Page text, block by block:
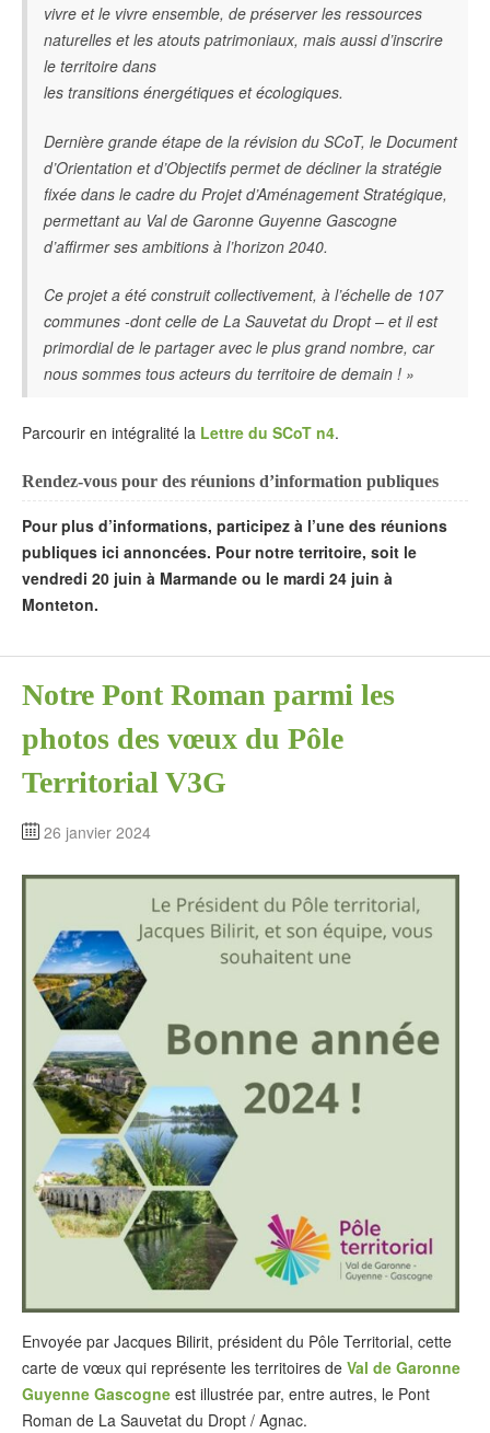
vivre et le vivre ensemble, de préserver les ressources
naturelles et les atouts patrimoniaux, mais aussi d’inscrire
le territoire dans
les transitions énergétiques et écologiques.
Dernière grande étape de la révision du SCoT, le Document
d’Orientation et d’Objectifs permet de décliner la stratégie
fixée dans le cadre du Projet d’Aménagement Stratégique,
permettant au Val de Garonne Guyenne Gascogne
d’affirmer ses ambitions à l’horizon 2040.
Ce projet a été construit collectivement, à l’échelle de 107
communes -dont celle de La Sauvetat du Dropt – et il est
primordial de le partager avec le plus grand nombre, car
nous sommes tous acteurs du territoire de demain ! »
Parcourir en intégralité la Lettre du SCoT n4.
Rendez-vous pour des réunions d’information publiques
Pour plus d’informations, participez à l’une des réunions
publiques ici annoncées. Pour notre territoire, soit le
vendredi 20 juin à Marmande ou le mardi 24 juin à
Monteton.
Notre Pont Roman parmi les
photos des vœux du Pôle
Territorial V3G
26 janvier 2024
Envoyée par Jacques Bilirit, président du Pôle Territorial, cette
carte de vœux qui représente les territoires de Val de Garonne
Guyenne Gascogne est illustrée par, entre autres, le Pont
Roman de La Sauvetat du Dropt / Agnac.